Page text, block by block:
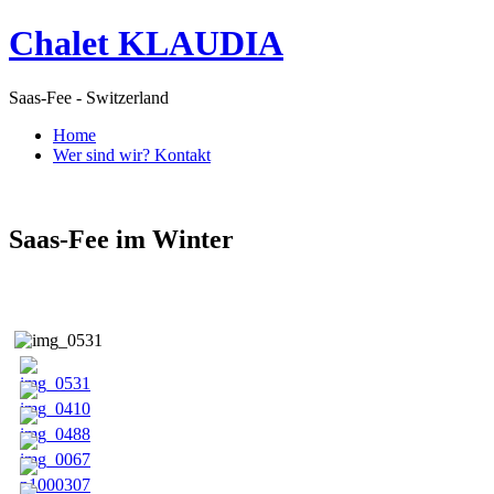
Chalet KLAUDIA
Saas-Fee - Switzerland
Home
Wer sind wir? Kontakt
Saas-Fee im Winter